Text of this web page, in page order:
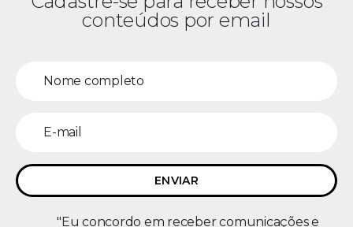
conteúdos por email
"Eu concordo em receber comunicações e